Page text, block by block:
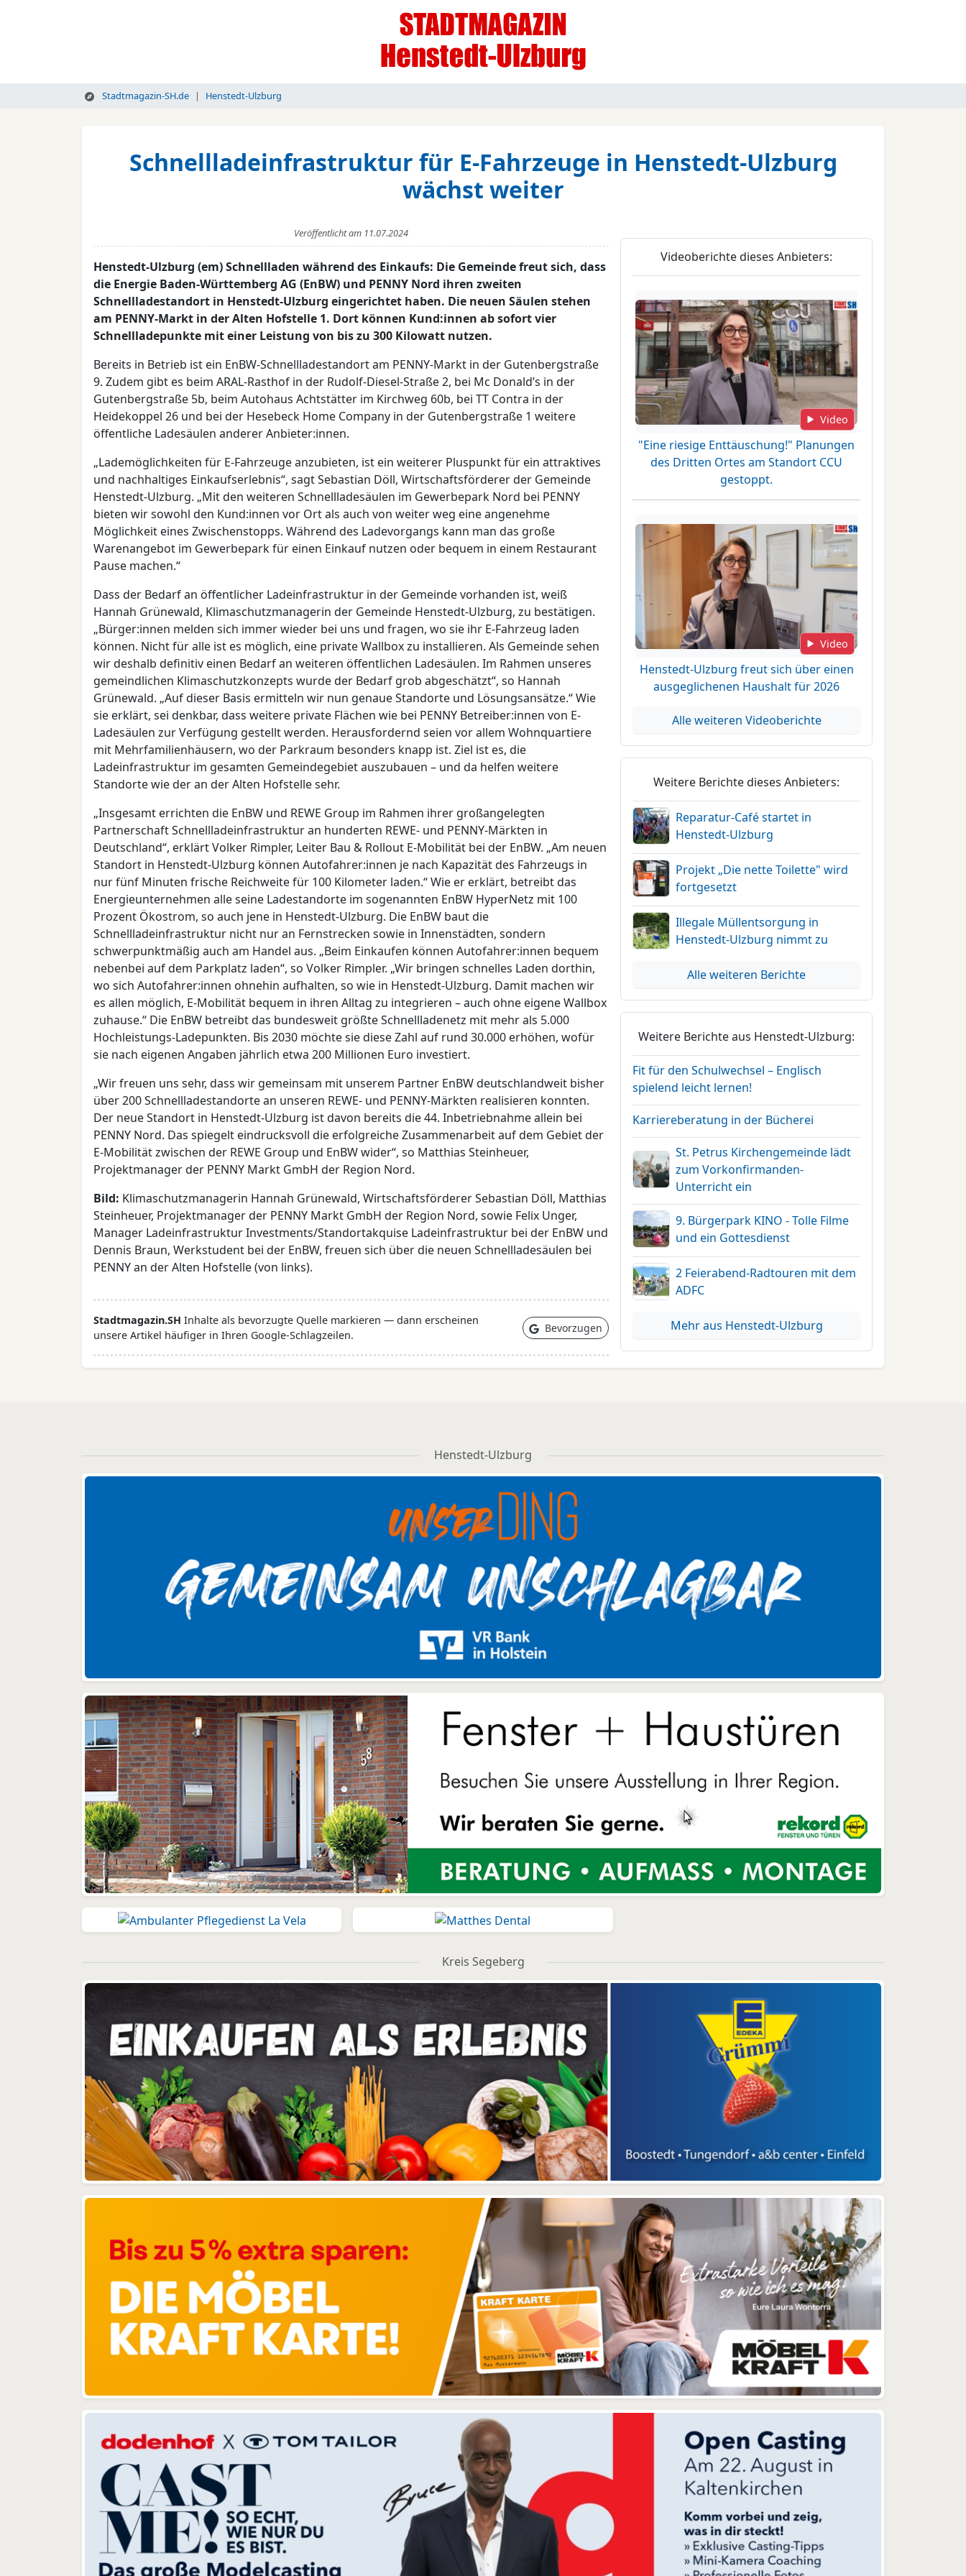
Stadtmagazin-SH.de Henstedt-Ulzburg
Schnellladeinfrastruktur für E-Fahrzeuge in Henstedt-Ulzburg
wächst weiter
Veröffentlicht am 11.07.2024
Henstedt-Ulzburg (em) Schnellladen während des Einkaufs: Die Gemeinde freut sich, dass
die Energie Baden-Württemberg AG (EnBW) und PENNY Nord ihren zweiten
Schnellladestandort in Henstedt-Ulzburg eingerichtet haben. Die neuen Säulen stehen
am PENNY-Markt in der Alten Hofstelle 1. Dort können Kund:innen ab sofort vier
Schnellladepunkte mit einer Leistung von bis zu 300 Kilowatt nutzen.
Bereits in Betrieb ist ein EnBW-Schnellladestandort am PENNY-Markt in der Gutenbergstraße
9. Zudem gibt es beim ARAL-Rasthof in der Rudolf-Diesel-Straße 2, bei Mc Donald’s in der
Gutenbergstraße 5b, beim Autohaus Achtstätter im Kirchweg 60b, bei TT Contra in der
Heidekoppel 26 und bei der Hesebeck Home Company in der Gutenbergstraße 1 weitere
öffentliche Ladesäulen anderer Anbieter:innen.
„Lademöglichkeiten für E-Fahrzeuge anzubieten, ist ein weiterer Pluspunkt für ein attraktives
und nachhaltiges Einkaufserlebnis“, sagt Sebastian Döll, Wirtschaftsförderer der Gemeinde
Henstedt-Ulzburg. „Mit den weiteren Schnellladesäulen im Gewerbepark Nord bei PENNY
bieten wir sowohl den Kund:innen vor Ort als auch von weiter weg eine angenehme
Möglichkeit eines Zwischenstopps. Während des Ladevorgangs kann man das große
Warenangebot im Gewerbepark für einen Einkauf nutzen oder bequem in einem Restaurant
Pause machen.“
Dass der Bedarf an öffentlicher Ladeinfrastruktur in der Gemeinde vorhanden ist, weiß
Hannah Grünewald, Klimaschutzmanagerin der Gemeinde Henstedt-Ulzburg, zu bestätigen.
„Bürger:innen melden sich immer wieder bei uns und fragen, wo sie ihr E-Fahrzeug laden
können. Nicht für alle ist es möglich, eine private Wallbox zu installieren. Als Gemeinde sehen
wir deshalb definitiv einen Bedarf an weiteren öffentlichen Ladesäulen. Im Rahmen unseres
gemeindlichen Klimaschutzkonzepts wurde der Bedarf grob abgeschätzt“, so Hannah
Grünewald. „Auf dieser Basis ermitteln wir nun genaue Standorte und Lösungsansätze.“ Wie
sie erklärt, sei denkbar, dass weitere private Flächen wie bei PENNY Betreiber:innen von E-
Ladesäulen zur Verfügung gestellt werden. Herausfordernd seien vor allem Wohnquartiere
mit Mehrfamilienhäusern, wo der Parkraum besonders knapp ist. Ziel ist es, die
Ladeinfrastruktur im gesamten Gemeindegebiet auszubauen – und da helfen weitere
Standorte wie der an der Alten Hofstelle sehr.
„Insgesamt errichten die EnBW und REWE Group im Rahmen ihrer großangelegten
Partnerschaft Schnellladeinfrastruktur an hunderten REWE- und PENNY-Märkten in
Deutschland“, erklärt Volker Rimpler, Leiter Bau & Rollout E-Mobilität bei der EnBW. „Am neuen
Standort in Henstedt-Ulzburg können Autofahrer:innen je nach Kapazität des Fahrzeugs in
nur fünf Minuten frische Reichweite für 100 Kilometer laden.“ Wie er erklärt, betreibt das
Energieunternehmen alle seine Ladestandorte im sogenannten EnBW HyperNetz mit 100
Prozent Ökostrom, so auch jene in Henstedt-Ulzburg. Die EnBW baut die
Schnellladeinfrastruktur nicht nur an Fernstrecken sowie in Innenstädten, sondern
schwerpunktmäßig auch am Handel aus. „Beim Einkaufen können Autofahrer:innen bequem
nebenbei auf dem Parkplatz laden“, so Volker Rimpler. „Wir bringen schnelles Laden dorthin,
wo sich Autofahrer:innen ohnehin aufhalten, so wie in Henstedt-Ulzburg. Damit machen wir
es allen möglich, E-Mobilität bequem in ihren Alltag zu integrieren – auch ohne eigene Wallbox
zuhause.“ Die EnBW betreibt das bundesweit größte Schnellladenetz mit mehr als 5.000
Hochleistungs-Ladepunkten. Bis 2030 möchte sie diese Zahl auf rund 30.000 erhöhen, wofür
sie nach eigenen Angaben jährlich etwa 200 Millionen Euro investiert.
„Wir freuen uns sehr, dass wir gemeinsam mit unserem Partner EnBW deutschlandweit bisher
über 200 Schnellladestandorte an unseren REWE- und PENNY-Märkten realisieren konnten.
Der neue Standort in Henstedt-Ulzburg ist davon bereits die 44. Inbetriebnahme allein bei
PENNY Nord. Das spiegelt eindrucksvoll die erfolgreiche Zusammenarbeit auf dem Gebiet der
E-Mobilität zwischen der REWE Group und EnBW wider“, so Matthias Steinheuer,
Projektmanager der PENNY Markt GmbH der Region Nord.
Bild: Klimaschutzmanagerin Hannah Grünewald, Wirtschaftsförderer Sebastian Döll, Matthias
Steinheuer, Projektmanager der PENNY Markt GmbH der Region Nord, sowie Felix Unger,
Manager Ladeinfrastruktur Investments/Standortakquise Ladeinfrastruktur bei der EnBW und
Dennis Braun, Werkstudent bei der EnBW, freuen sich über die neuen Schnellladesäulen bei
PENNY an der Alten Hofstelle (von links).
Stadtmagazin.SH Inhalte als bevorzugte Quelle markieren — dann erscheinen
unsere Artikel häufiger in Ihren Google-Schlagzeilen.
Bevorzugen
Videoberichte dieses Anbieters:
Video
"Eine riesige Enttäuschung!" Planungen
des Dritten Ortes am Standort CCU
gestoppt.
Video
Henstedt-Ulzburg freut sich über einen
ausgeglichenen Haushalt für 2026
Alle weiteren Videoberichte
Weitere Berichte dieses Anbieters:
Reparatur-Café startet in
Henstedt-Ulzburg
Projekt „Die nette Toilette" wird
fortgesetzt
Illegale Müllentsorgung in
Henstedt-Ulzburg nimmt zu
Alle weiteren Berichte
Weitere Berichte aus Henstedt-Ulzburg:
Fit für den Schulwechsel – Englisch
spielend leicht lernen!
Karriereberatung in der Bücherei
St. Petrus Kirchengemeinde lädt
zum Vorkonfirmanden-
Unterricht ein
9. Bürgerpark KINO - Tolle Filme
und ein Gottesdienst
2 Feierabend-Radtouren mit dem
ADFC
Mehr aus Henstedt-Ulzburg
Henstedt-Ulzburg
Kreis Segeberg